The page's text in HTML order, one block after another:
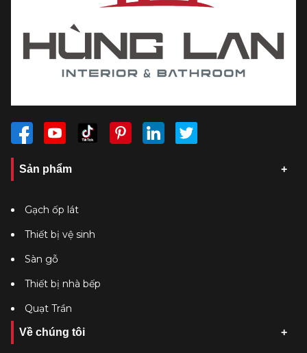
Sản phẩm
Gạch ốp lát
Thiết bị vệ sinh
Sàn gỗ
Thiết bị nhà bếp
Quạt Trần
Về chúng tôi